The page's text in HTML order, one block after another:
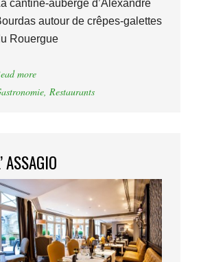
cantine-auberge d’Alexandre
autour de crêpes-galettes
Rouergue
more
, Restaurants
ASSAGIO